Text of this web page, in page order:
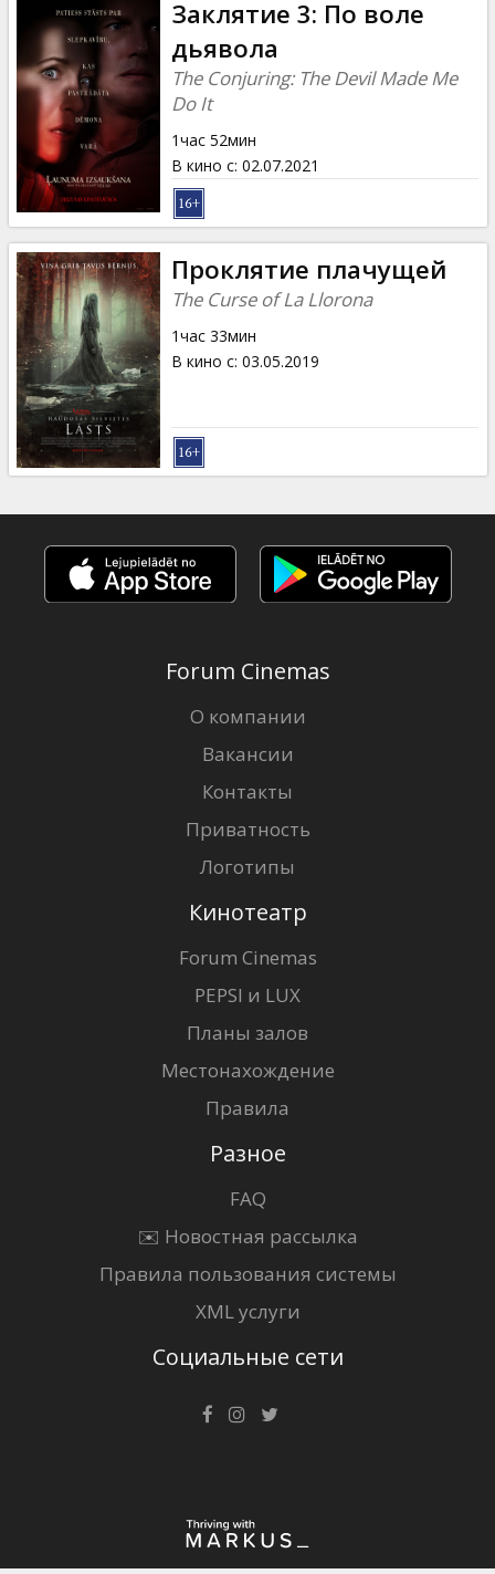
Заклятие 3: По воле
дьявола
The Conjuring: The Devil Made Me
Do It
1час 52мин
В кино с: 02.07.2021
Проклятие плачущей
The Curse of La Llorona
1час 33мин
В кино с: 03.05.2019
Forum Cinemas
О компании
Вакансии
Контакты
Приватность
Логотипы
Кинотеатр
Forum Cinemas
PEPSI и LUX
Планы залов
Местонахождение
Правила
Разное
FAQ
✉️ Новостная рассылка
Правила пользования системы
XML услуги
Социальные сети